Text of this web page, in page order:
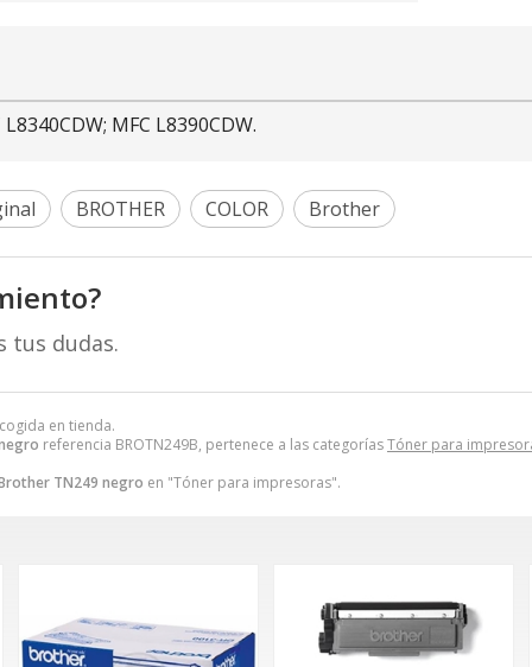
en tienda.
referencia BROTN249B, pertenece a las categoríasTóner para
TN249 negro en "Tóner para impresoras".
MFC L8390CDW.
BROTHER COLOR Brother
tus dudas.